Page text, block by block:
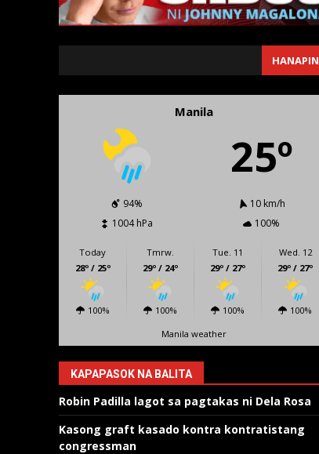
HANAPIN
Manila
25º
94%
10 km/h
1004 hPa
100%
Today
28º / 25º
100%
Tmrw.
29º / 24º
100%
Tue. 11
29º / 27º
100%
Wed. 12
29º / 27º
100%
Manila weather
KAPAPASOK NA BALITA
Robin Padilla lagot sa pagtakas ni Dela Rosa
Kasong graft kasado kontra kontratistang
congressman